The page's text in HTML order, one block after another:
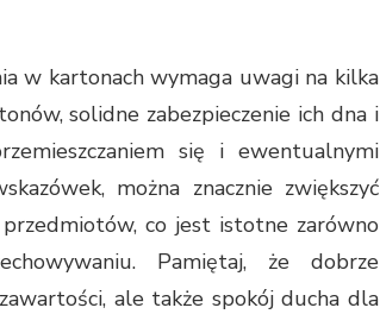
w kartonach wymaga uwagi na kilka
solidne zabezpieczenie ich dna i
się i ewentualnymi
można znacznie zwiększyć
przedmiotów, co jest istotne zarówno
Pamiętaj, że dobrze
ale także spokój ducha dla